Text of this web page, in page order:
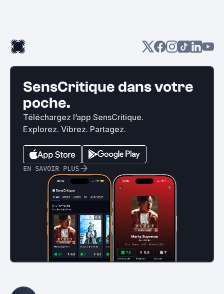
SensCritique dans votre
poche.
Téléchargez l’app SensCritique.
Explorez. Vibrez. Partagez.
EN SAVOIR PLUS